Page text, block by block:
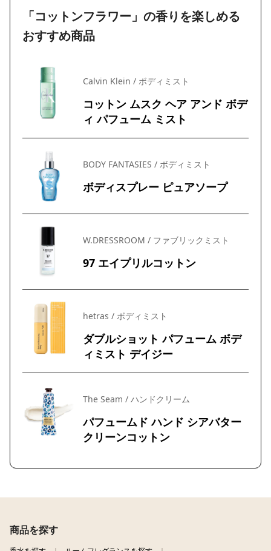
「コットンフラワー」の香りを楽しめる
おすすめ商品
Calvin Klein / ボディミスト
コットン ムスク ヘア アンド ボデ
ィ パフューム ミスト
BODY FANTASIES / ボディミスト
ボディスプレー ピュアソープ
W.DRESSROOM / ファブリックミスト
97 エイプリルコットン
hetras / ボディミスト
ダブルショット パフューム ボデ
ィミスト デイジー
The Seam / ハンドクリーム
パフュームド ハンド シアバター
クリーンコットン
商品を探す